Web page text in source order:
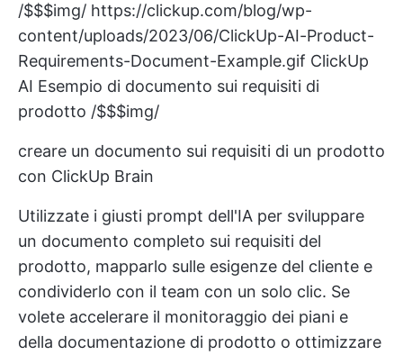
/$$$img/ https://clickup.com/blog/wp-
content/uploads/2023/06/ClickUp-AI-Product-
Requirements-Document-Example.gif ClickUp
AI Esempio di documento sui requisiti di
prodotto /$$$img/
creare un documento sui requisiti di un prodotto
con ClickUp Brain
Utilizzate i giusti prompt dell'IA per sviluppare
un documento completo sui requisiti del
prodotto, mapparlo sulle esigenze del cliente e
condividerlo con il team con un solo clic. Se
volete accelerare il monitoraggio dei piani e
della documentazione di prodotto o ottimizzare